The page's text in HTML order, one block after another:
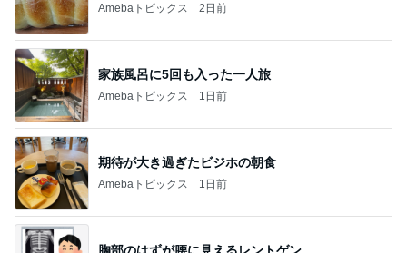
Amebaトピックス 2日前
家族風呂に5回も入った一人旅
Amebaトピックス 1日前
期待が大き過ぎたビジホの朝食
Amebaトピックス 1日前
胸部のはずが腰に見えるレントゲン